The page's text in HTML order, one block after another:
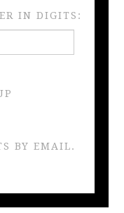
IN DIGITS:
BY EMAIL.